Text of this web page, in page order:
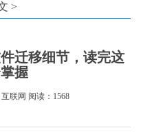
>
迁移细节，读完这
握
联网 阅读：1568